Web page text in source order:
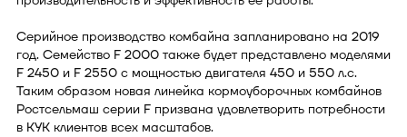
Серийное производство комбайна запланировано на 2019
год. Семейство F 2000 также будет представлено моделями
F 2450 и F 2550 с мощностью двигателя 450 и 550 л.с.
Таким образом новая линейка кормоуборочных комбайнов
Ростсельмаш серии F призвана удовлетворить потребности
в КУК клиентов всех масштабов.